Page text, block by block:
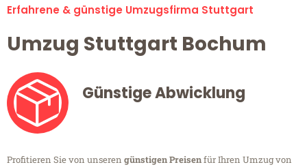
Erfahrene & günstige Umzugsfirma Stuttgart
Umzug Stuttgart Bochum
Günstige Abwicklung
Profitieren Sie von unseren günstigen Preisenfür Ihren Umzug von